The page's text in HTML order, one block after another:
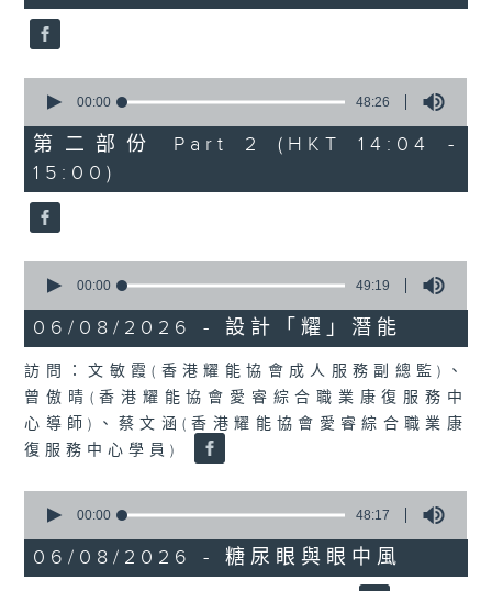
seconds
seconds
48
minutes,
26
seconds
00:00 48:26
第二部份 Part 2 (HKT 14:04 -
15:00)
seconds
49
minutes,
seconds
00:00 49:19
06/08/2026 - 設計「耀」潛能
訪問：文敏霞(香港耀能協會成人服務副總監)、
曾傲晴(香港耀能協會愛睿綜合職業康復服務中
心導師)、蔡文涵(香港耀能協會愛睿綜合職業康
復服務中心學員)
seconds
48
minutes,
00:00 48:17
06/08/2026 - 糖尿眼與眼中風